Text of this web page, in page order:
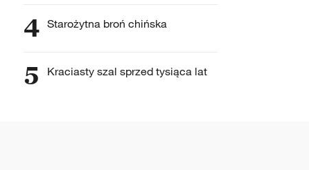
4 Starożytna broń chińska
5 Kraciasty szal sprzed tysiąca lat